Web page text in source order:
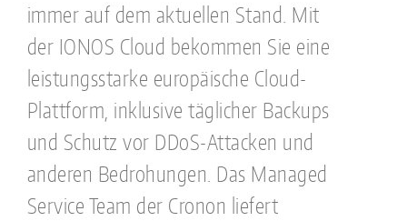
immer auf dem aktuellen Stand. Mit
der IONOS Cloud bekommen Sie eine
leistungsstarke europäische Cloud-
Plattform, inklusive täglicher Backups
und Schutz vor DDoS-Attacken und
anderen Bedrohungen. Das Managed
Service Team der Cronon liefert